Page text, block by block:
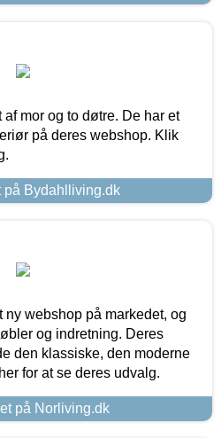
mor og to døtre. De har et
på deres webshop. Klik
på Bydahlliving.dk
ny webshop på markedet, og
og indretning. Deres
den klassiske, den moderne
for at se deres udvalg.
på Norliving.dk